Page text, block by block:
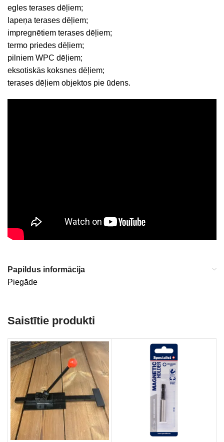
egles terases dēļiem;
lapeņa terases dēļiem;
impregnētiem terases dēļiem;
termo priedes dēļiem;
pilniem WPC dēļiem;
eksotiskās koksnes dēļiem;
terases dēļiem objektos pie ūdens.
Papildus informācija
Piegāde
Saistītie produkti